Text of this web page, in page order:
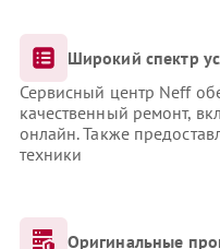
Широкий спектр
Сервисный центр Neff
качественный ремонт,
онлайн. Также
техники
Оригинальные